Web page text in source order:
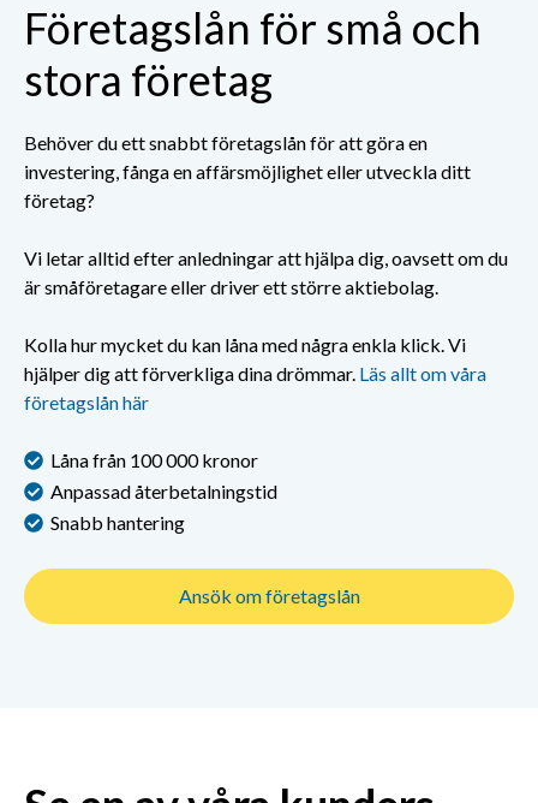
Företagslån för små och
stora företag
Behöver du ett snabbt företagslån för att göra en
investering, fånga en affärsmöjlighet eller utveckla ditt
företag?
Vi letar alltid efter anledningar att hjälpa dig, oavsett om du
är småföretagare eller driver ett större aktiebolag.
Kolla hur mycket du kan låna med några enkla klick. Vi
hjälper dig att förverkliga dina drömmar. Läs allt om våra
företagslån här
Låna från 100 000 kronor
Anpassad återbetalningstid
Snabb hantering
Ansök om företagslån